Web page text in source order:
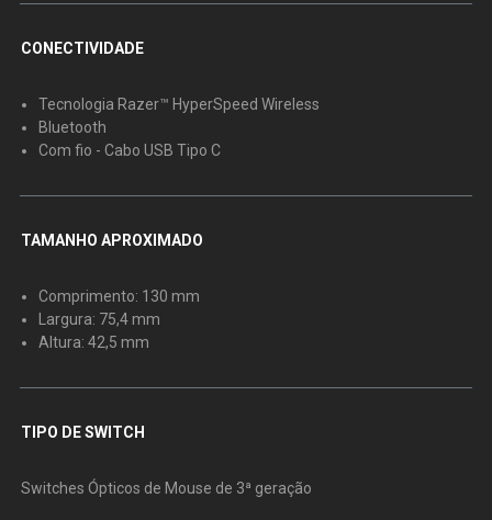
CONECTIVIDADE
Tecnologia Razer™ HyperSpeed Wireless
Bluetooth
Com fio - Cabo USB Tipo C
TAMANHO APROXIMADO
Comprimento: 130 mm
Largura: 75,4 mm
Altura: 42,5 mm
TIPO DE SWITCH
Switches Ópticos de Mouse de 3ª geração